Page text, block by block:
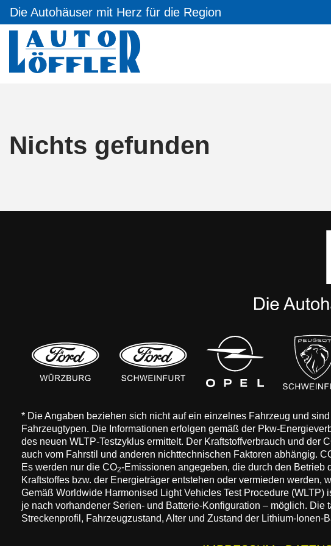
Die Autohäuser mit Herz für die Region
Nichts gefunden
* Die Angaben beziehen sich nicht auf ein einzelnes Fahrzeug und
Fahrzeugtypen. Die Informationen erfolgen gemäß der Pkw-
des neuen WLTP-Testzyklus ermittelt. Der Kraftstoffverbrauch und der
auch vom Fahrstil und anderen nichttechnischen Faktoren abhängig.
Es werden nur die CO2-Emissionen angegeben, die durch den Betrieb
Kraftstoffes bzw. der Energieträger entstehen oder vermieden werden,
Gemäß Worldwide Harmonised Light Vehicles Test Procedure
je nach vorhandener Serien- und Batterie-Konfiguration – möglich.
Streckenprofil, Fahrzeugzustand, Alter und Zustand der Lithium-Ionen-